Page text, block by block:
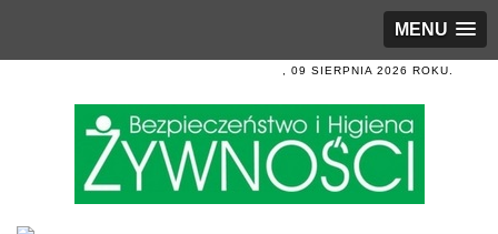
MENU
, 09 SIERPNIA 2026 ROKU.